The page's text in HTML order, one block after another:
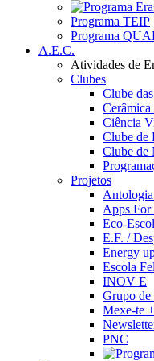
Programa TEIP
Programa
A.E.C.
Atividades de
Clubes
Clube
Ciência
Clube de
Clube de
Projetos
Antologia
Apps For
Eco-
E.F. /
Energy
Escola
INOV E
Grupo de
Mexe-te +
PNC